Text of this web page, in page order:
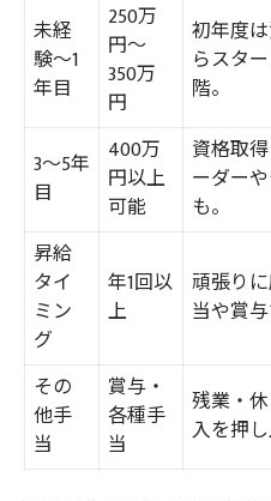
未経
験～1
年目
250万
円～
350万
円
初年度
らスタ
階。
3～5年
目
400万
円以上
可能
資格取
ーダー
も。
昇給
タイ
ミン
グ
年1回以
上
頑張り
当や賞
その
他手
当
賞与・
各種手
当
残業・
入を押し